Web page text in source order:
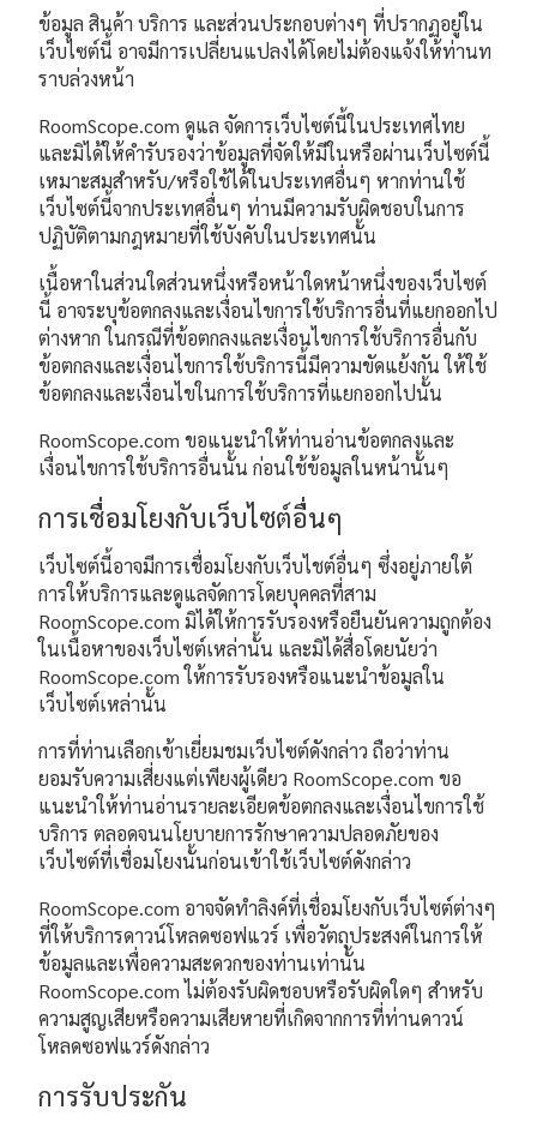
ข้อมูล สินค้า บริการ และส่วนประกอบต่างๆ ที่ปรากฏอยู่ใน
เว็บไซต์นี้ อาจมีการเปลี่ยนแปลงได้โดยไม่ต้องแจ้งให้ท่านท
ราบล่วงหน้า
RoomScope.com ดูแล จัดการเว็บไซต์นี้ในประเทศไทย
และมิได้ให้คำรับรองว่าข้อมูลที่จัดให้มีในหรือผ่านเว็บไซต์นี้
เหมาะสมสำหรับ/หรือใช้ได้ในประเทศอื่นๆ หากท่านใช้
เว็บไซต์นี้จากประเทศอื่นๆ ท่านมีความรับผิดชอบในการ
ปฏิบัติตามกฎหมายที่ใช้บังคับในประเทศนั้น
เนื้อหาในส่วนใดส่วนหนึ่งหรือหน้าใดหน้าหนึ่งของเว็บไซต์
นี้ อาจระบุข้อตกลงและเงื่อนไขการใช้บริการอื่นที่แยกออกไป
ต่างหาก ในกรณีที่ข้อตกลงและเงื่อนไขการใช้บริการอื่นกับ
ข้อตกลงและเงื่อนไขการใช้บริการนี้มีความขัดแย้งกัน ให้ใช้
ข้อตกลงและเงื่อนไขในการใช้บริการที่แยกออกไปนั้น
RoomScope.com ขอแนะนำให้ท่านอ่านข้อตกลงและ
เงื่อนไขการใช้บริการอื่นนั้น ก่อนใช้ข้อมูลในหน้านั้นๆ
การเชื่อมโยงกับเว็บไซต์อื่นๆ
เว็บไซต์นี้อาจมีการเชื่อมโยงกับเว็บไชต์อื่นๆ ซึ่งอยู่ภายใต้
การให้บริการและดูแลจัดการโดยบุคคลที่สาม
RoomScope.com มิได้ให้การรับรองหรือยืนยันความถูกต้อง
ในเนื้อหาของเว็บไซต์เหล่านั้น และมิได้สื่อโดยนัยว่า
RoomScope.com ให้การรับรองหรือแนะนำข้อมูลใน
เว็บไซต์เหล่านั้น
การที่ท่านเลือกเข้าเยี่ยมชมเว็บไซต์ดังกล่าว ถือว่าท่าน
ยอมรับความเสี่ยงแต่เพียงผู้เดียว RoomScope.com ขอ
แนะนำให้ท่านอ่านรายละเอียดข้อตกลงและเงื่อนไขการใช้
บริการ ตลอดจนนโยบายการรักษาความปลอดภัยของ
เว็บไซต์ที่เชื่อมโยงนั้นก่อนเข้าใช้เว็บไซต์ดังกล่าว
RoomScope.com อาจจัดทำลิงค์ที่เชื่อมโยงกับเว็บไซต์ต่างๆ
ที่ให้บริการดาวน์โหลดซอฟแวร์ เพื่อวัตถุประสงค์ในการให้
ข้อมูลและเพื่อความสะดวกของท่านเท่านั้น
RoomScope.com ไม่ต้องรับผิดชอบหรือรับผิดใดๆ สำหรับ
ความสูญเสียหรือความเสียหายที่เกิดจากการที่ท่านดาวน์
โหลดซอฟแวร์ดังกล่าว
การรับประกัน